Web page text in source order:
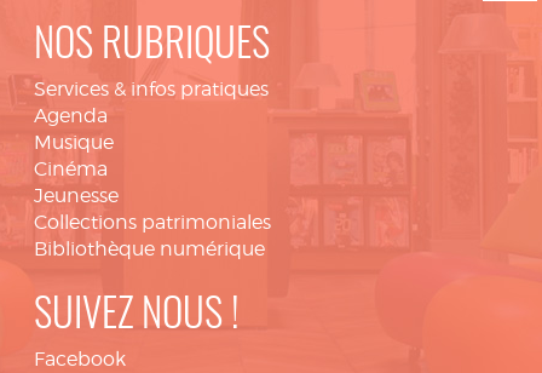
NOS RUBRIQUES
Services & infos pratiques
Agenda
Musique
Cinéma
Jeunesse
Collections patrimoniales
Bibliothèque numérique
SUIVEZ NOUS !
Facebook